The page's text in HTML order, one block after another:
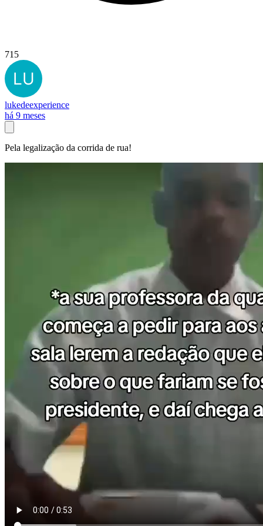
715
lukedeexperience
há 9 meses
Pela legalização da corrida de rua!